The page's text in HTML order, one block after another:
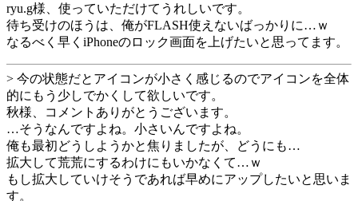
ryu.g様、使っていただけてうれしいです。
待ち受けのほうは、俺がFLASH使えないばっかりに…ｗ
なるべく早くiPhoneのロック画面を上げたいと思ってます。
> 今の状態だとアイコンが小さく感じるのでアイコンを全体
的にもう少しでかくして欲しいです。
秋様、コメントありがとうございます。
…そうなんですよね。小さいんですよね。
俺も最初どうしようかと焦りましたが、どうにも…
拡大して荒荒にするわけにもいかなくて…ｗ
もし拡大していけそうであれば早めにアップしたいと思いま
す。